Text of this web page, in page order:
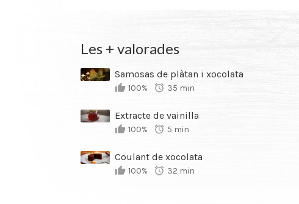
Les + valorades
Samosas de plàtan i xocolata
100% 35 min
Extracte de vainilla
100% 5 min
Coulant de xocolata
100% 32 min